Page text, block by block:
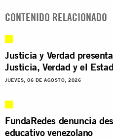
CONTENIDO RELACIONADO
Justicia y Verdad
Justicia, Verdad y el
JUEVES, 06 DE AGOSTO, 2026
FundaRedes denuncia
educativo venezolano